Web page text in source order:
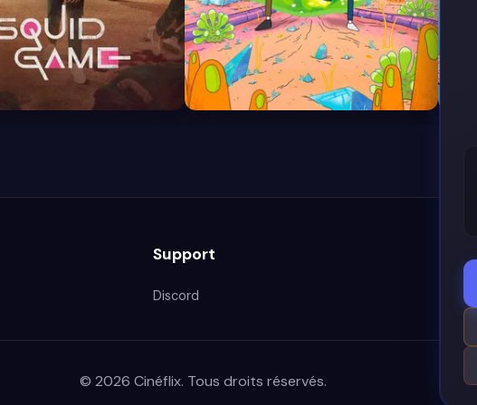
8.7
Support
Discord
© 2026 Cinéflix. Tous droits réservés.